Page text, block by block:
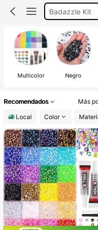
Diamantes
Bedazzling Kit
Multicolor Negro
Recomendados Más
Local
Color